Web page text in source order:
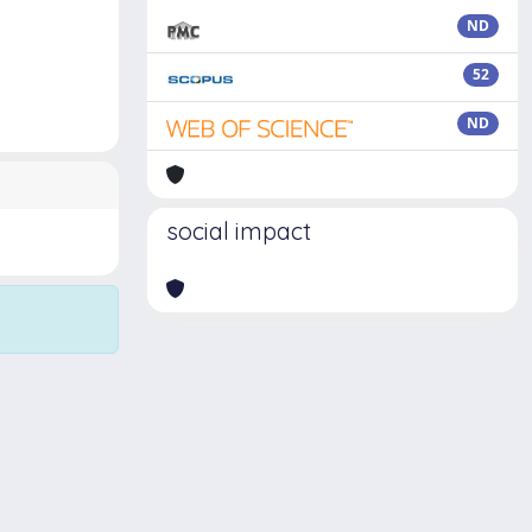
ND
52
ND
social impact